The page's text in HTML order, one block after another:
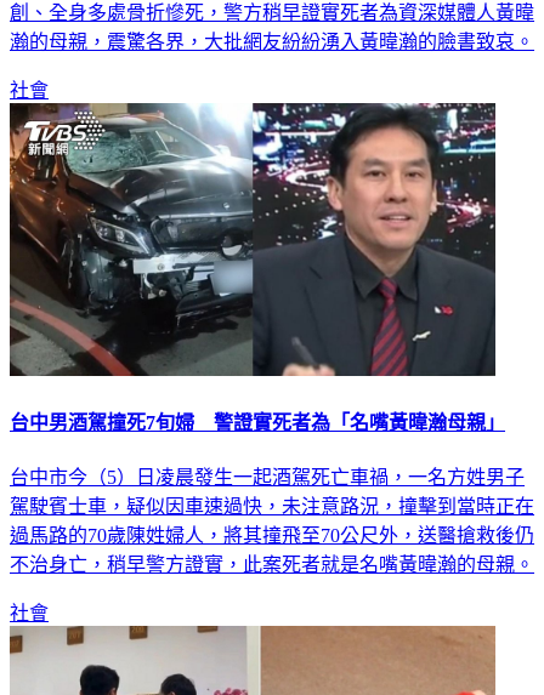
創、全身多處骨折慘死，警方稍早證實死者為資深媒體人黃暐
瀚的母親，震驚各界，大批網友紛紛湧入黃暐瀚的臉書致哀。
社會
台中男酒駕撞死7旬婦 警證實死者為「名嘴黃暐瀚母親」
台中市今（5）日凌晨發生一起酒駕死亡車禍，一名方姓男子
駕駛賓士車，疑似因車速過快，未注意路況，撞擊到當時正在
過馬路的70歲陳姓婦人，將其撞飛至70公尺外，送醫搶救後仍
不治身亡，稍早警方證實，此案死者就是名嘴黃暐瀚的母親。
社會